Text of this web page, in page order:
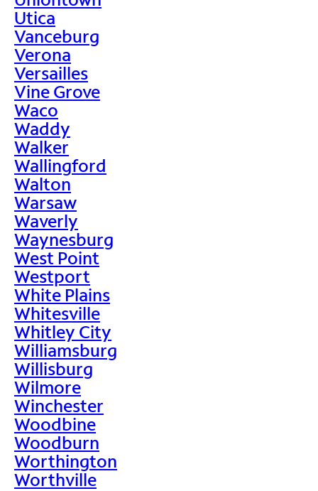
Utica
Vanceburg
Verona
Versailles
Vine Grove
Waco
Waddy
Walker
Wallingford
Walton
Warsaw
Waverly
Waynesburg
West Point
Westport
White Plains
Whitesville
Whitley City
Williamsburg
Willisburg
Wilmore
Winchester
Woodbine
Woodburn
Worthington
Worthville